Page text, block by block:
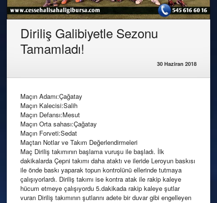
Diriliş Galibiyetle Sezonu
Tamamladı!
30 Haziran 2018
Maçın Adamı:Çağatay
Maçın Kalecisi:Salih
Maçın Defansı:Mesut
Maçın Orta sahası:Çağatay
Maçın Forveti:Sedat
Maçtan Notlar ve Takım Değerlendirmeleri
Maç Diriliş takımının başlama vuruşu ile başladı. İlk
dakikalarda Çepni takımı daha ataktı ve ileride Leroyun baskısı
ile önde baskı yaparak topun kontrolünü ellerinde tutmaya
çalışıyorlardı. Diriliş takımı ise kontra atak ile rakip kaleye
hücum etmeye çalışıyordu 5.dakikada rakip kaleye şutlar
vuran Diriliş takımının şutlarını adete bir duvar gibi engelleyen